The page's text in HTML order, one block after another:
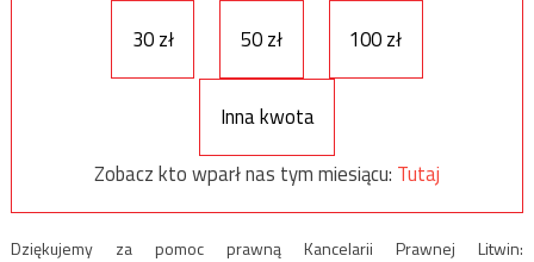
30 zł
50 zł 100 zł
Inna kwota
Zobacz kto wparł nas tym miesiącu: Tutaj
Dziękujemy za pomoc prawną Kancelarii Prawnej Litwin: